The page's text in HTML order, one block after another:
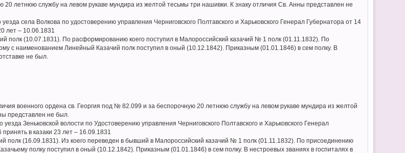
20 летнюю службу на левом рукаве мундира из желтой тесьмы три нашивки. К знаку отличия Св. Анны представлен не
уезда села Волкова по удостоверению управления Черниговского Полтавского и Харьковского Генерал Губернатора от 14
лет – 10.06.1831
полк (10.07.1831). По расформированию коего поступил в Малороссийский казачий № 1 полк (01.11.1832). По
с наименованием Линейный Казачий полк поступил в оный (10.12.1842). Приказным (01.01.1846) в сем полку. В
не был.
военного ордена св. Георгия под № 82.099 и за беспорочную 20 летнюю службу на левом рукаве мундира из желтой
представлен не был.
уезда Зеньковской волости по Удостоверению управления Черниговского Полтавского и Харьковского Генерал
в казаки 23 лет – 16.09.1831
полк (16.09.1831). Из коего переведен в бывший в Малороссийский казачий № 1 полк (01.11.1832). По присоединению
полку поступил в оный (10.12.1842). Приказным (01.01.1846) в сем полку. В нестроевых званиях в госпиталях в